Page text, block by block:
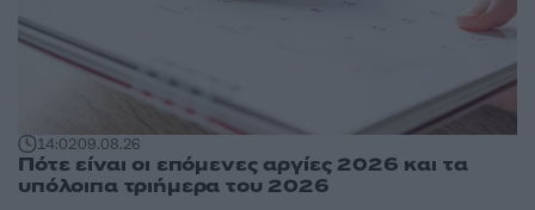
14:0209.08.26
Πότε είναι οι επόμενες αργίες 2026 και τα
υπόλοιπα τριήμερα του 2026